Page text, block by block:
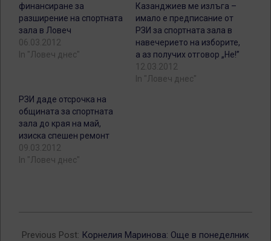
финансиране за
разширение на спортната
зала в Ловеч
06.03.2012
In "Ловеч днес"
Казанджиев ме излъга –
имало е предписание от
РЗИ за спортната зала в
навечерието на изборите,
а аз получих отговор „Не!”
12.03.2012
In "Ловеч днес"
РЗИ даде отсрочка на
общината за спортната
зала до края на май,
изиска спешен ремонт
09.03.2012
In "Ловеч днес"
03-
Previous Post: Корнелия Маринова: Още в понеделник